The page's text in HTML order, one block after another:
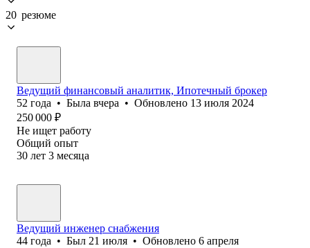
20 резюме
Ведущий финансовый аналитик, Ипотечный брокер
52 года • Была вчера • Обновлено 13 июля 2024
250 000 ₽
Не ищет работу
Общий опыт
30 лет 3 месяца
Ведущий инженер снабжения
44 года • Был 21 июля • Обновлено 6 апреля